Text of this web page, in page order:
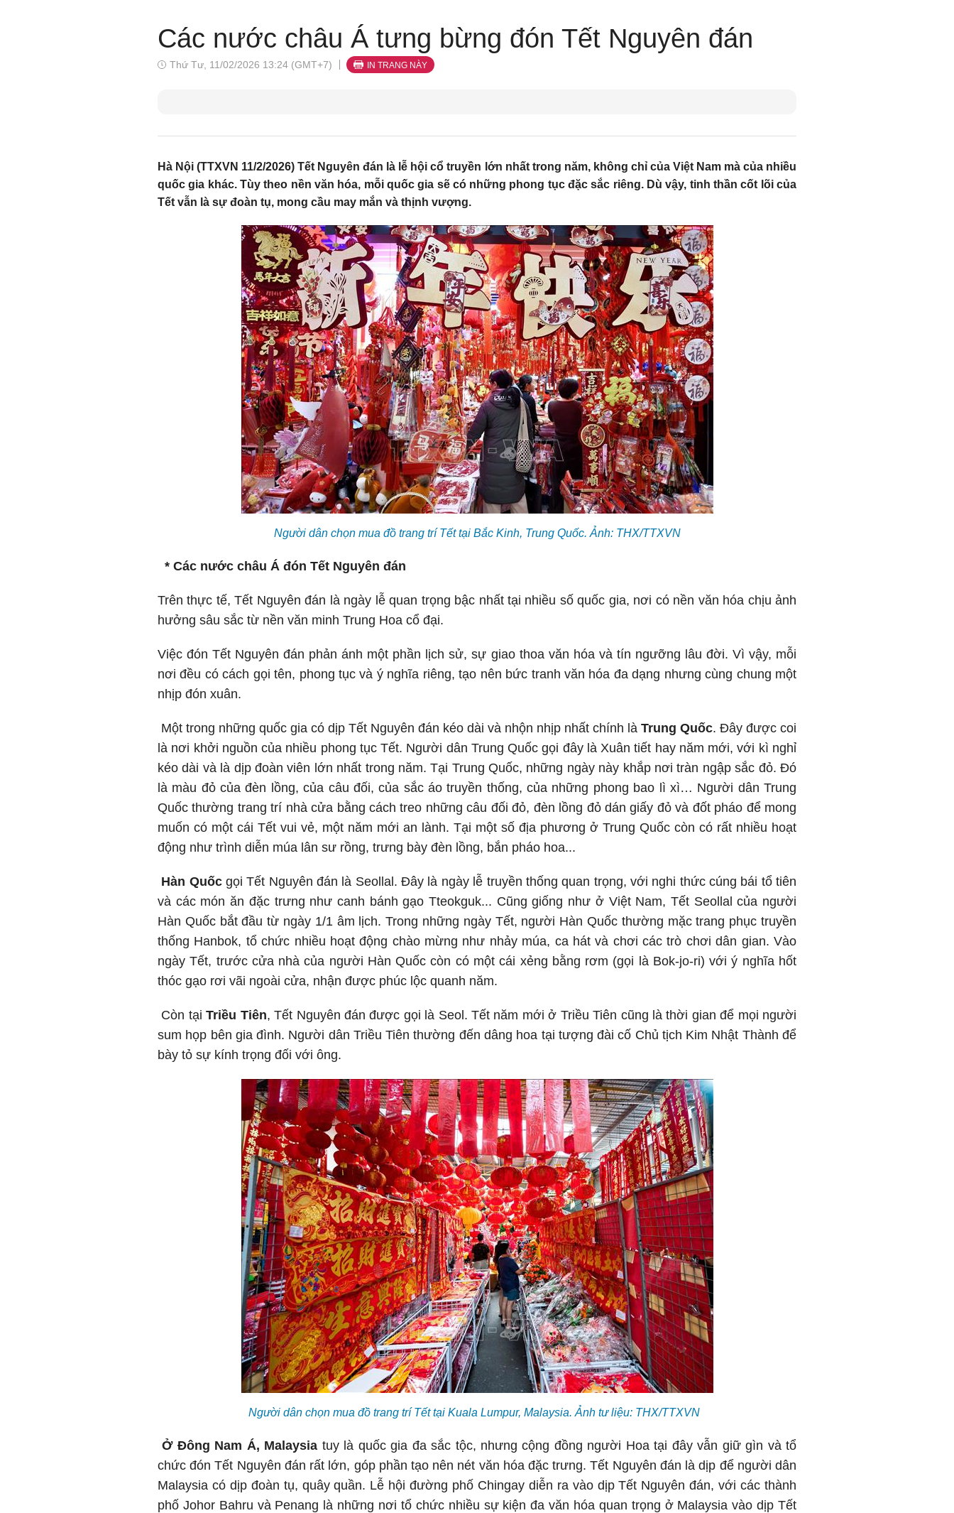
Các nước châu Á tưng bừng đón Tết Nguyên đán
Thứ Tư, 11/02/2026 13:24 (GMT+7) IN TRANG NÀY
Hà Nội (TTXVN 11/2/2026) Tết Nguyên đán là lễ hội cổ truyền lớn nhất trong năm, không chỉ của Việt Nam mà của nhiều
quốc gia khác. Tùy theo nền văn hóa, mỗi quốc gia sẽ có những phong tục đặc sắc riêng. Dù vậy, tinh thần cốt lõi của
Tết vẫn là sự đoàn tụ, mong cầu may mắn và thịnh vượng.
Người dân chọn mua đồ trang trí Tết tại Bắc Kinh, Trung Quốc. Ảnh: THX/TTXVN
* Các nước châu Á đón Tết Nguyên đán
Trên thực tế, Tết Nguyên đán là ngày lễ quan trọng bậc nhất tại nhiều số quốc gia, nơi có nền văn hóa chịu ảnh
hưởng sâu sắc từ nền văn minh Trung Hoa cổ đại.
Việc đón Tết Nguyên đán phản ánh một phần lịch sử, sự giao thoa văn hóa và tín ngưỡng lâu đời. Vì vậy, mỗi
nơi đều có cách gọi tên, phong tục và ý nghĩa riêng, tạo nên bức tranh văn hóa đa dạng nhưng cùng chung một
nhịp đón xuân.
Một trong những quốc gia có dịp Tết Nguyên đán kéo dài và nhộn nhịp nhất chính là Trung Quốc. Đây được coi
là nơi khởi nguồn của nhiều phong tục Tết. Người dân Trung Quốc gọi đây là Xuân tiết hay năm mới, với kì nghỉ
kéo dài và là dịp đoàn viên lớn nhất trong năm. Tại Trung Quốc, những ngày này khắp nơi tràn ngập sắc đỏ. Đó
là màu đỏ của đèn lồng, của câu đối, của sắc áo truyền thống, của những phong bao lì xì… Người dân Trung
Quốc thường trang trí nhà cửa bằng cách treo những câu đối đỏ, đèn lồng đỏ dán giấy đỏ và đốt pháo để mong
muốn có một cái Tết vui vẻ, một năm mới an lành. Tại một số địa phương ở Trung Quốc còn có rất nhiều hoạt
động như trình diễn múa lân sư rồng, trưng bày đèn lồng, bắn pháo hoa...
Hàn Quốcgọi Tết Nguyên đán là Seollal. Đây là ngày lễ truyền thống quan trọng, với nghi thức cúng bái tổ tiên
và các món ăn đặc trưng như canh bánh gạo Tteokguk... Cũng giống như ở Việt Nam, Tết Seollal của người
Hàn Quốc bắt đầu từ ngày 1/1 âm lịch. Trong những ngày Tết, người Hàn Quốc thường mặc trang phục truyền
thống Hanbok, tổ chức nhiều hoạt động chào mừng như nhảy múa, ca hát và chơi các trò chơi dân gian. Vào
ngày Tết, trước cửa nhà của người Hàn Quốc còn có một cái xẻng bằng rơm (gọi là Bok-jo-ri) với ý nghĩa hốt
thóc gạo rơi vãi ngoài cửa, nhận được phúc lộc quanh năm.
Còn tạiTriều Tiên, Tết Nguyên đán được gọi là Seol. Tết năm mới ở Triều Tiên cũng là thời gian để mọi người
sum họp bên gia đình. Người dân Triều Tiên thường đến dâng hoa tại tượng đài cố Chủ tịch Kim Nhật Thành để
bày tỏ sự kính trọng đối với ông.
Người dân chọn mua đồ trang trí Tết tại Kuala Lumpur, Malaysia. Ảnh tư liệu: THX/TTXVN
Ở Đông Nam Á, Malaysia tuy là quốc gia đa sắc tộc, nhưng cộng đồng người Hoa tại đây vẫn giữ gìn và tổ
chức đón Tết Nguyên đán rất lớn, góp phần tạo nên nét văn hóa đặc trưng. Tết Nguyên đán là dịp để người dân
Malaysia có dịp đoàn tụ, quây quần. Lễ hội đường phố Chingay diễn ra vào dịp Tết Nguyên đán, với các thành
phố Johor Bahru và Penang là những nơi tổ chức nhiều sự kiện đa văn hóa quan trọng ở Malaysia vào dịp Tết